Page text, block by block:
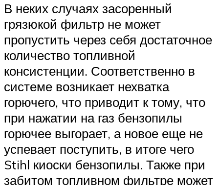
В неких случаях засоренный
грязюкой фильтр не может
пропустить через себя достаточное
количество топливной
консистенции. Соответственно в
системе возникает нехватка
горючего, что приводит к тому, что
при нажатии на газ бензопилы
горючее выгорает, а новое еще не
успевает поступить, в итоге чего
Stihl киоски бензопилы. Также при
забитом топливном фильтре может